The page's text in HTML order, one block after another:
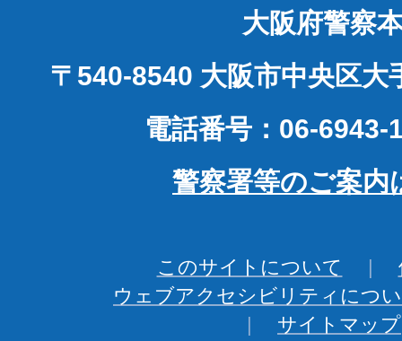
大阪府警察
〒540-8540 大阪市中央区大
電話番号：06-6943-
警察署等のご案内
このサイトについて
ウェブアクセシビリティにつ
サイトマップ